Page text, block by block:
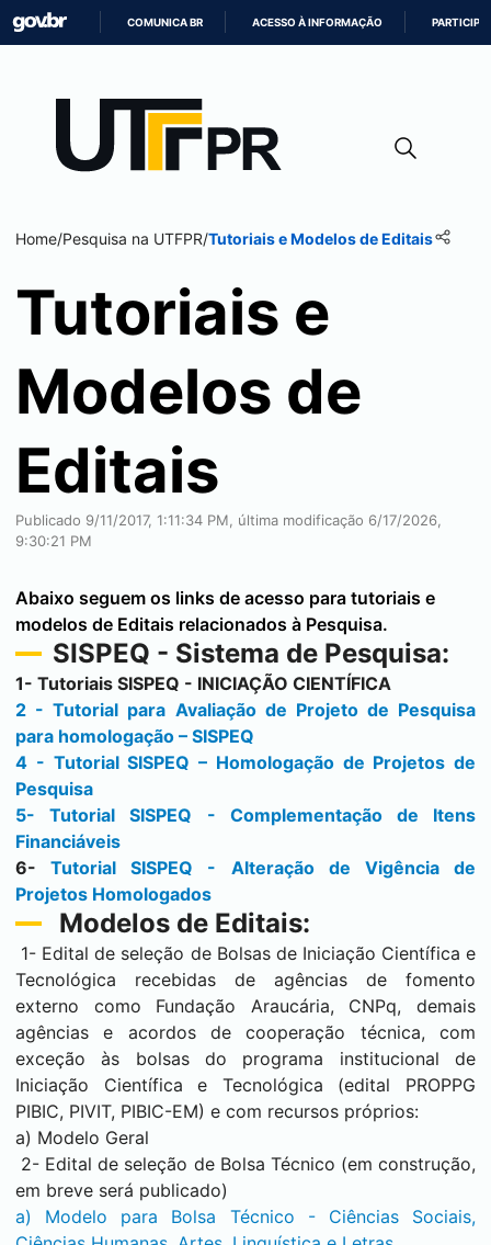
CONTEÚDO
COMUNICA BR ACESSO À INFORMAÇÃO PARTICIPE
Home/Pesquisa na UTFPR/Tutoriais e Modelos de Editais
Tutoriais e
Modelos de
Editais
Publicado 9/11/2017, 1:11:34 PM, última modificação 6/17/2026,
9:30:21 PM
Abaixo seguem os links de acesso para tutoriais e
modelos de Editais relacionados à Pesquisa.
SISPEQ - Sistema de Pesquisa:
1- Tutoriais SISPEQ - INICIAÇÃO CIENTÍFICA
2 - Tutorial para Avaliação de Projeto de Pesquisa
para homologação – SISPEQ
4 - Tutorial SISPEQ – Homologação de Projetos de
Pesquisa
5- Tutorial SISPEQ - Complementação de Itens
Financiáveis
6-Tutorial SISPEQ - Alteração de Vigência de
Projetos Homologados
Modelos de Editais:
1- Edital de seleção de Bolsas de Iniciação Científica e
Tecnológica recebidas de agências de fomento
externo como Fundação Araucária, CNPq, demais
agências e acordos de cooperação técnica, com
exceção às bolsas do programa institucional de
Iniciação Científica e Tecnológica (edital PROPPG
PIBIC, PIVIT, PIBIC-EM) e com recursos próprios:
a) Modelo Geral
2- Edital de seleção de Bolsa Técnico (em construção,
em breve será publicado)
a) Modelo para Bolsa Técnico - Ciências Sociais,